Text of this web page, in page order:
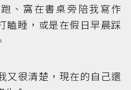
、窩在書桌旁陪我寫作
瞌睡，或是在假日早晨踩
又很清楚，現在的自己還